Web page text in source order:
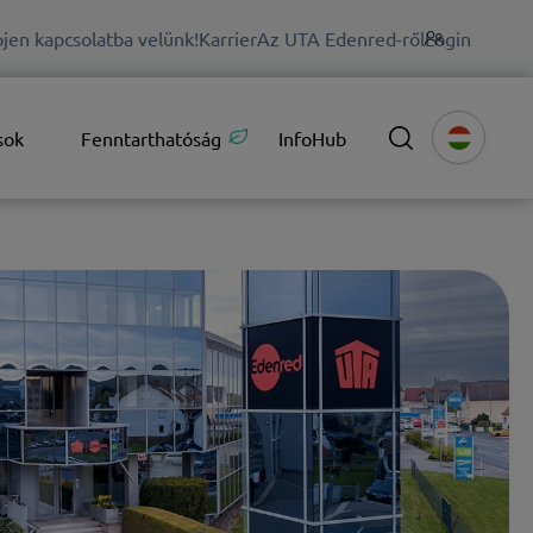
kapcsolatba velünk!KarrierAz UTA Edenred-rőlLogin
Fenntarthatóság InfoHub